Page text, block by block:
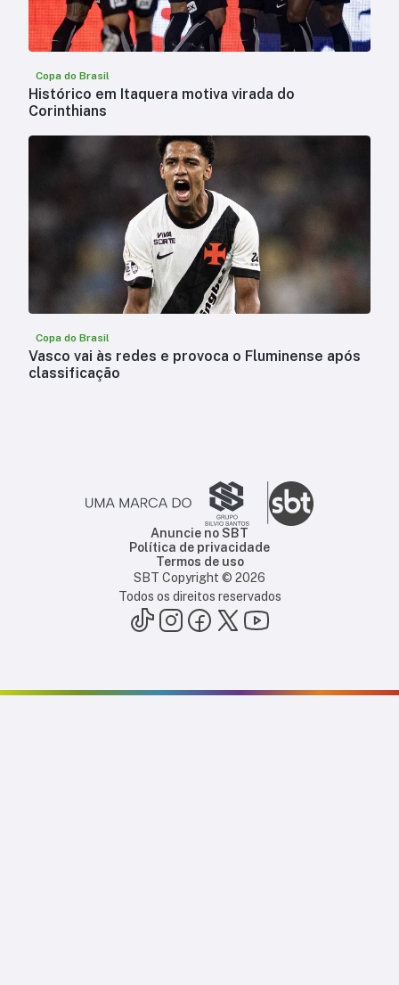
Copa do Brasil
Histórico em Itaquera motiva virada do
Corinthians
Copa do Brasil
Vasco vai às redes e provoca o Fluminense após
classificação
Anuncie no SBT
Política de privacidade
Termos de uso
SBT Copyright © 2026
Todos os direitos reservados